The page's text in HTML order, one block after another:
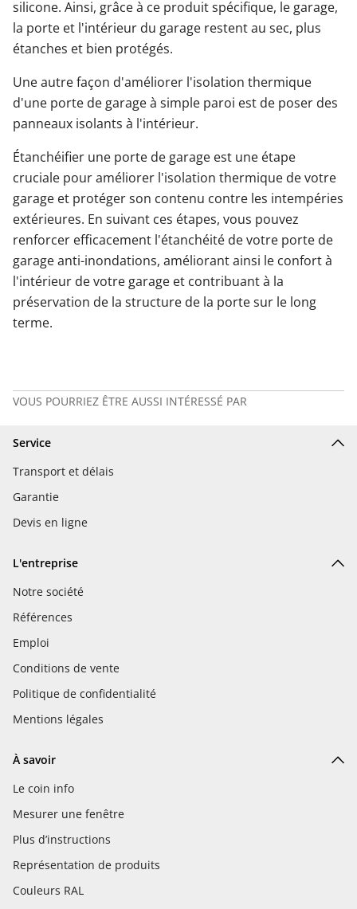
silicone. Ainsi, grâce à ce produit spécifique, le garage,
la porte et l'intérieur du garage restent au sec, plus
étanches et bien protégés.
Une autre façon d'améliorer l'isolation thermique
d'une porte de garage à simple paroi est de poser des
panneaux isolants à l'intérieur.
Étanchéifier une porte de garage est une étape
cruciale pour améliorer l'isolation thermique de votre
garage et protéger son contenu contre les intempéries
extérieures. En suivant ces étapes, vous pouvez
renforcer efficacement l'étanchéité de votre porte de
garage anti-inondations, améliorant ainsi le confort à
l'intérieur de votre garage et contribuant à la
préservation de la structure de la porte sur le long
terme.
VOUS POURRIEZ ÊTRE AUSSI INTÉRESSÉ PAR
Service
Transport et délais
Garantie
Devis en ligne
L'entreprise
Notre société
Références
Emploi
Conditions de vente
Politique de confidentialité
Mentions légales
À savoir
Le coin info
Mesurer une fenêtre
Plus d’instructions
Représentation de produits
Couleurs RAL